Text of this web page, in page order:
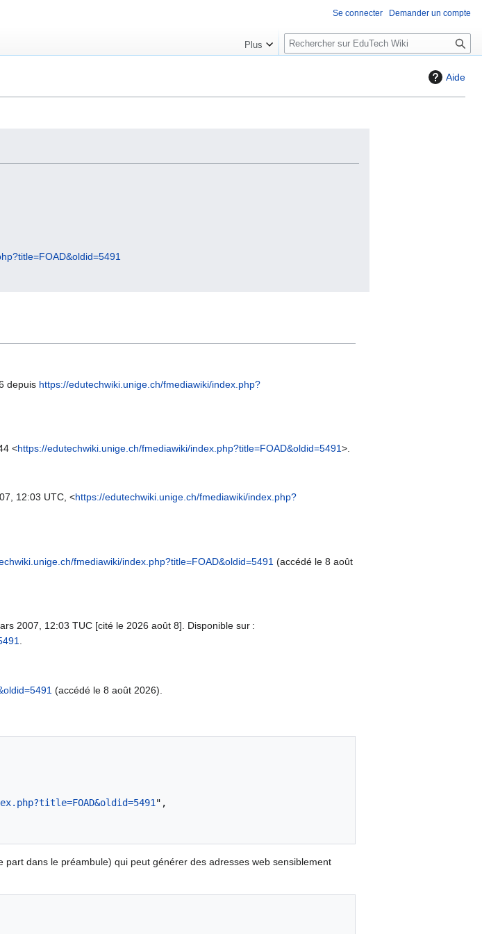
Aide
depuis https://edutechwiki.unige.ch/fmediawiki/index.php?
<https://edutechwiki.unige.ch/fmediawiki/index.php?title=FOAD&oldid=5491>.
12:03 UTC, <https://edutechwiki.unige.ch/fmediawiki/index.php?
fmediawiki/index.php?title=FOAD&oldid=5491 (accédé le 8 août
2007, 12:03 TUC [cité le 2026 août 8]. Disponible sur :
(accédé le 8 août 2026).
",
part dans le préambule) qui peut générer des adresses web sensiblement
Se connecter Demander un compte
Plus
R
e
e
e